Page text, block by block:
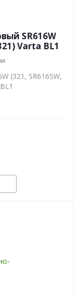
SR616W
Varta BL1
(321, SR616SW,